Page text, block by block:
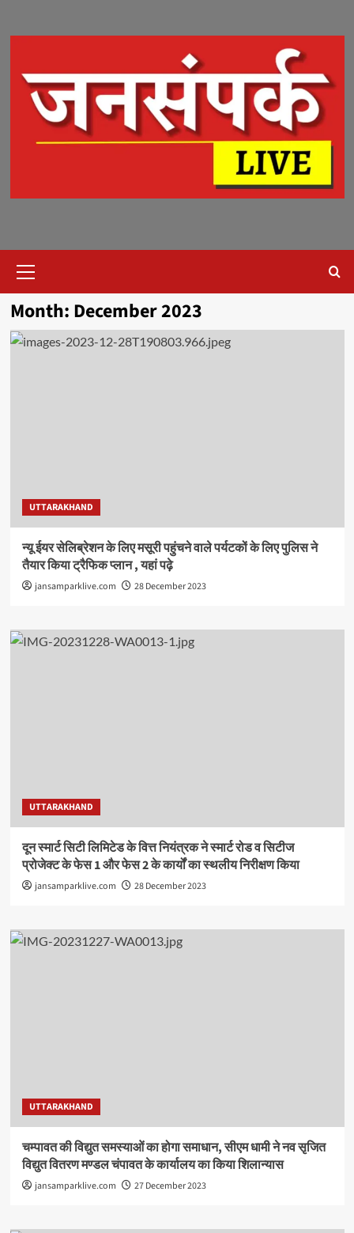
Menu
Month: December 2023
UTTARAKHAND
न्यू ईयर सेलिब्रेशन के लिए मसूरी पहुंचने वाले पर्यटकों के लिए पुलिस ने
तैयार किया ट्रैफिक प्लान , यहां पढ़े
jansamparklive.com 28 December 2023
UTTARAKHAND
दून स्मार्ट सिटी लिमिटेड के वित्त नियंत्रक ने स्मार्ट रोड व सिटीज
प्रोजेक्ट के फेस 1 और फेस 2 के कार्यों का स्थलीय निरीक्षण किया
jansamparklive.com 28 December 2023
UTTARAKHAND
चम्पावत की विद्युत समस्याओं का होगा समाधान, सीएम धामी ने नव सृजित
विद्युत वितरण मण्डल चंपावत के कार्यालय का किया शिलान्यास
jansamparklive.com 27 December 2023